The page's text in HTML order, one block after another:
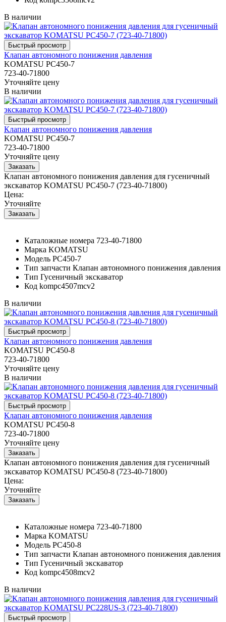
В наличии
Клапан автономного понижения давления
KOMATSU PC450-7
723-40-71800
Уточняйте цену
В наличии
Клапан автономного понижения давления
KOMATSU PC450-7
723-40-71800
Уточняйте цену
Клапан автономного понижения давления для гусеничный
экскаватор KOMATSU PC450-7 (723-40-71800)
Цена:
Уточняйте
Каталожные номера 723-40-71800
Марка KOMATSU
Модель PC450-7
Тип запчасти Клапан автономного понижения давления
Тип Гусеничный экскаватор
Код kompc4507mcv2
В наличии
Клапан автономного понижения давления
KOMATSU PC450-8
723-40-71800
Уточняйте цену
В наличии
Клапан автономного понижения давления
KOMATSU PC450-8
723-40-71800
Уточняйте цену
Клапан автономного понижения давления для гусеничный
экскаватор KOMATSU PC450-8 (723-40-71800)
Цена:
Уточняйте
Каталожные номера 723-40-71800
Марка KOMATSU
Модель PC450-8
Тип запчасти Клапан автономного понижения давления
Тип Гусеничный экскаватор
Код kompc4508mcv2
В наличии